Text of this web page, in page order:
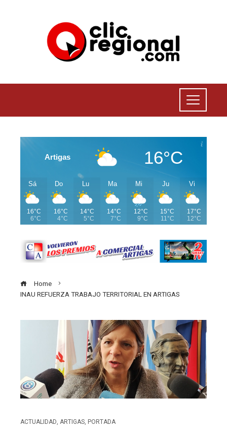
Artigas 16°C
Sá
16°C
6°C
Do
16°C
4°C
Lu
14°C
5°C
Ma
14°C
7°C
Mi
12°C
9°C
Ju
15°C
11°C
Vi
17°C
12°C
Home
INAU REFUERZA TRABAJO TERRITORIAL EN ARTIGAS
ACTUALIDAD, ARTIGAS, PORTADA